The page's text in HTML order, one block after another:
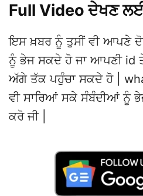
Full Video ਦੇਖਣ
ਇਸ ਖ਼ਬਰ ਨੂੰ ਤੁਸੀਂ ਵੀ ਆਪਣੇ
ਨੂੰ ਭੇਜ ਸਕਦੇ ਹੋ ਜਾ ਆਪਣੀ id
ਅੱਗੇ ਤੱਕ ਪਹੁੰਚਾ ਸਕਦੇ ਹੋ |
ਵੀ ਸਾਰਿਆਂ ਸਕੇ ਸੰਬੰਦੀਆਂ ਨੂੰ
ਕਰੋ ਜੀ |